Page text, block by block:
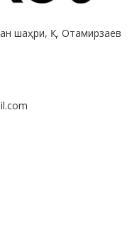
шаҳри, Қ. Отамирзаев